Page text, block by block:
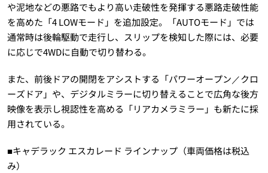
や泥地などの悪路でもより高い走破性を発揮する悪路走破性能
を高めた「4 LOWモード」を追加設定。「AUTOモード」では
通常時は後輪駆動で走行し、スリップを検知した際には、必要
に応じで4WDに自動で切り替わる。
また、前後ドアの開閉をアシストする「パワーオープン／クロ
ーズドア」や、デジタルミラーに切り替えることで広角な後方
映像を表示し視認性を高める「リアカメラミラー」も新たに採
用されている。
■キャデラック エスカレード ラインナップ（車両価格は税込
み）